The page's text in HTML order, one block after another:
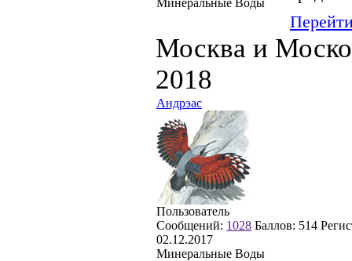
Москва и
2018
Андрэас
Пользователь
Сообщений: 1028 Баллов: 514
02.12.2017
Минеральные Воды